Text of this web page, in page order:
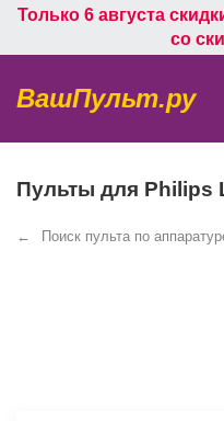
Только 6 августа
со
ВашПульт.ру
Пульты для Philips
Поиск пульта по